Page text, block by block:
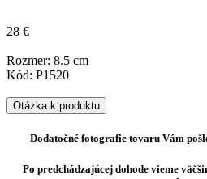
28 €
Rozmer: 8.5 cm
Kód: P1520
Otázka k produktu
Dodatočné fotografie tovaru Vám
Po predchádzajúcej dohode vieme